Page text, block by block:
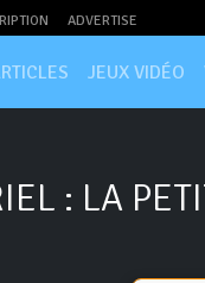
ADVERTISE
JEUX VIDÉO
: LA